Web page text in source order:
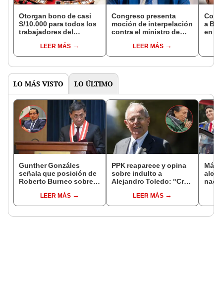
Otorgan bono de casi
S/10.000 para todos los
trabajadores del
LEER MÁS
Congreso presenta
moción de interpelación
contra el ministro de
LEER MÁS
a
en
LO MÁS VISTO LO ÚLTIMO
Gunther Gonzáles
señala que posición de
Roberto Burneo sobre
Aliaga no representan al
JNE
LEER MÁS
PPK reaparece y opina
sobre indulto a
Alejandro Toledo: "Creo
cárcel"LEER MÁS
Más